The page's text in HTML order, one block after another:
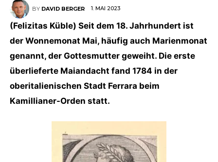
BY DAVID BERGER 1. MAI 2023
(Felizitas Küble) Seit dem 18. Jahrhundert ist
der Wonnemonat Mai, häufig auch Marienmonat
genannt, der Gottesmutter geweiht. Die erste
überlieferte Maiandacht fand 1784 in der
oberitalienischen Stadt Ferrara beim
Kamillianer-Orden statt.